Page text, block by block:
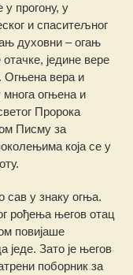
прогону, у
и спаситељног
духовни – огањ
једине вере
Огњена вера и
многа огњена и
Пророка
Писму за
која се у
сав у знаку огња.
рођења његов отац
повијаше
једе. Зато је његов
поборник за